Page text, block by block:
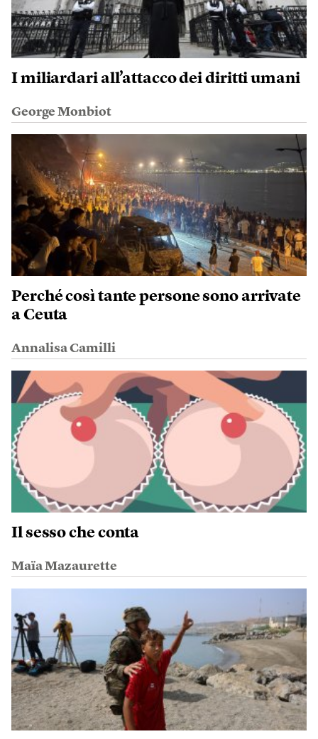
I miliardari all’attacco dei diritti umani
George Monbiot
Perché così tante persone sono arrivate
a Ceuta
Annalisa Camilli
Il sesso che conta
Maïa Mazaurette